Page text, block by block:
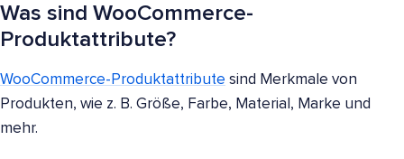
Was sind WooCommerce-
Produktattribute?
WooCommerce-Produktattribute sind Merkmale von
Produkten, wie z. B. Größe, Farbe, Material, Marke und
mehr.